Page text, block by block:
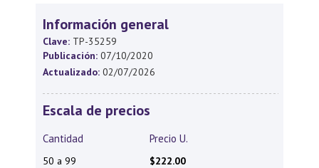
Información general
Clave: TP-35259
Publicación: 07/10/2020
Actualizado: 02/07/2026
Escala de precios
Cantidad Precio U.
50 a 99
$222.00